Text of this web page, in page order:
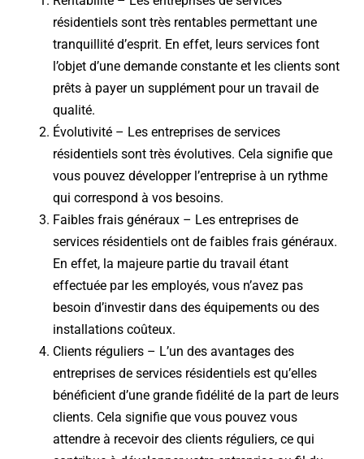
résidentiels sont très rentables permettant une
tranquillité d’esprit. En effet, leurs services font
l’objet d’une demande constante et les clients sont
prêts à payer un supplément pour un travail de
qualité.
Évolutivité – Les entreprises de services
résidentiels sont très évolutives. Cela signifie que
vous pouvez développer l’entreprise à un rythme
qui correspond à vos besoins.
Faibles frais généraux – Les entreprises de
services résidentiels ont de faibles frais généraux.
En effet, la majeure partie du travail étant
effectuée par les employés, vous n’avez pas
besoin d’investir dans des équipements ou des
installations coûteux.
Clients réguliers – L’un des avantages des
entreprises de services résidentiels est qu’elles
bénéficient d’une grande fidélité de la part de leurs
clients. Cela signifie que vous pouvez vous
attendre à recevoir des clients réguliers, ce qui